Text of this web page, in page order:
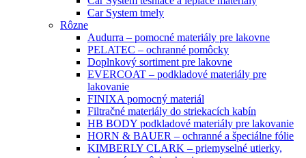
Car System tmely
Rôzne
Audurra – pomocné materiály pre lakovne
PELATEC – ochranné pomôcky
Doplnkový sortiment pre lakovne
EVERCOAT – podkladové materiály pre
lakovanie
FINIXA pomocný materiál
Filtračné materiály do striekacích kabín
HB BODY podkladové materiály pre lakovanie
HORN & BAUER – ochranné a špeciálne fólie
KIMBERLY CLARK – priemyselné utierky,